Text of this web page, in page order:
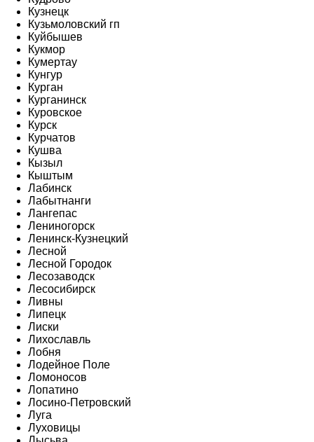
Кузнецк
Кузьмоловский гп
Куйбышев
Кукмор
Кумертау
Кунгур
Курган
Курганинск
Куровское
Курск
Курчатов
Кушва
Кызыл
Кыштым
Лабинск
Лабытнанги
Лангепас
Лениногорск
Ленинск-Кузнецкий
Лесной
Лесной Городок
Лесозаводск
Лесосибирск
Ливны
Липецк
Лиски
Лихославль
Лобня
Лодейное Поле
Ломоносов
Лопатино
Лосино-Петровский
Луга
Луховицы